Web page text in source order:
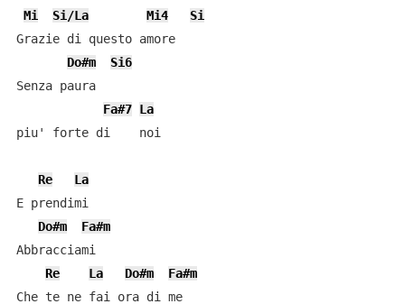
Mi
Si/La Mi4
Si
Grazie di questo amore
Do#m
Si6
Senza paura
Fa#7 La
piu' forte di    noi
Re
La
E prendimi
Do#m
Fa#m
Abbracciami
Re
La Do#m
Fa#m
Che te ne fai ora di me